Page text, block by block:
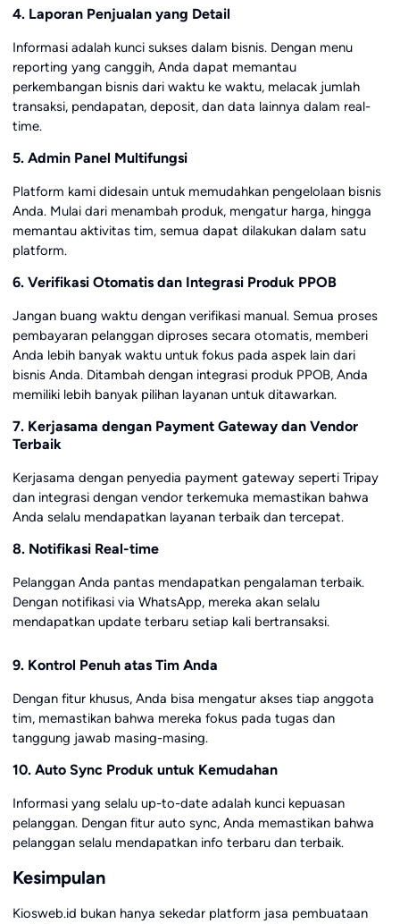
4. Laporan Penjualan yang Detail
Informasi adalah kunci sukses dalam bisnis. Dengan menu
reporting yang canggih, Anda dapat memantau
perkembangan bisnis dari waktu ke waktu, melacak jumlah
transaksi, pendapatan, deposit, dan data lainnya dalam real-
time.
5. Admin Panel Multifungsi
Platform kami didesain untuk memudahkan pengelolaan bisnis
Anda. Mulai dari menambah produk, mengatur harga, hingga
memantau aktivitas tim, semua dapat dilakukan dalam satu
platform.
6. Verifikasi Otomatis dan Integrasi Produk PPOB
Jangan buang waktu dengan verifikasi manual. Semua proses
pembayaran pelanggan diproses secara otomatis, memberi
Anda lebih banyak waktu untuk fokus pada aspek lain dari
bisnis Anda. Ditambah dengan integrasi produk PPOB, Anda
memiliki lebih banyak pilihan layanan untuk ditawarkan.
7. Kerjasama dengan Payment Gateway dan Vendor
Terbaik
Kerjasama dengan penyedia payment gateway seperti Tripay
dan integrasi dengan vendor terkemuka memastikan bahwa
Anda selalu mendapatkan layanan terbaik dan tercepat.
8. Notifikasi Real-time
Pelanggan Anda pantas mendapatkan pengalaman terbaik.
Dengan notifikasi via WhatsApp, mereka akan selalu
mendapatkan update terbaru setiap kali bertransaksi.
9. Kontrol Penuh atas Tim Anda
Dengan fitur khusus, Anda bisa mengatur akses tiap anggota
tim, memastikan bahwa mereka fokus pada tugas dan
tanggung jawab masing-masing.
10. Auto Sync Produk untuk Kemudahan
Informasi yang selalu up-to-date adalah kunci kepuasan
pelanggan. Dengan fitur auto sync, Anda memastikan bahwa
pelanggan selalu mendapatkan info terbaru dan terbaik.
Kesimpulan
Kiosweb.id bukan hanya sekedar platform jasa pembuataan